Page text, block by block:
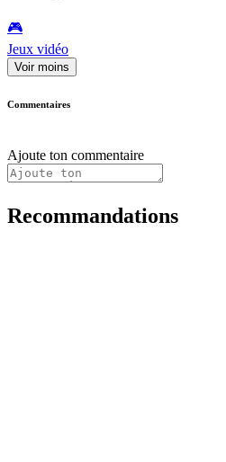
🎮️
Jeux vidéo
Voir moins
Commentaires
Ajoute ton commentaire
Recommandations